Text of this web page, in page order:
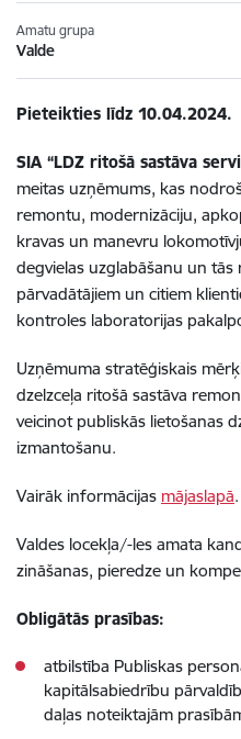
Amatu grupa
Valde
Pieteikties līdz 10.04.2024.
SIA “LDZ ritošā sastāva
meitas uzņēmums, kas
remontu, modernizāciju,
kravas un manevru
degvielas uzglabāšanu un tās
pārvadātājiem un citiem
kontroles laboratorijas
Uzņēmuma stratēģiskais
dzelzceļa ritošā sastāva
veicinot publiskās lietošanas
izmantošanu.
Vairāk informācijas mājaslapā.
Valdes locekļa/-les amata
zināšanas, pieredze un
Obligātās prasības:
atbilstība Publiskas
kapitālsabiedrību
daļas noteiktajām